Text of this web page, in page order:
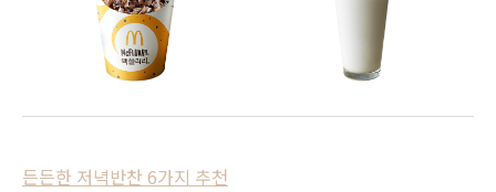
든든한 저녁반찬 6가지 추천